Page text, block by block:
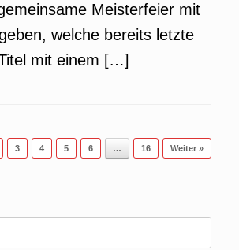
Meisterfeier mit
welche bereits letzte
mit einem […]
3 4 5 6 … 16 Weiter »